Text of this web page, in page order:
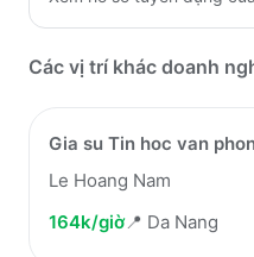
Các vị trí khác doanh
Gia su Tin hoc van
Le Hoang Nam
164k/giờ📍 Da Nang